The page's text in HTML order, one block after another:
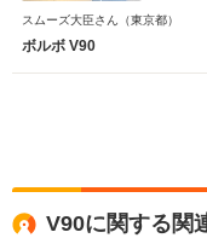
都内をキ
スムーズ大臣さん （東京都）
ボルボ V90
V90に関する関